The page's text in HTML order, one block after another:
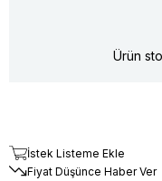
Ürün
İstek Listeme Ekle
Fiyat Düşünce Haber Ver